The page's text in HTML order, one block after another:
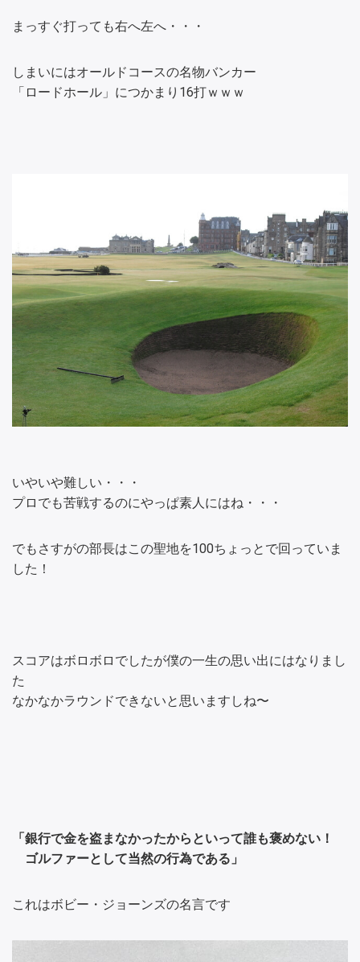
まっすぐ打っても右へ左へ・・・
しまいにはオールドコースの名物バンカー
「ロードホール」につかまり16打ｗｗｗ
いやいや難しい・・・
プロでも苦戦するのにやっぱ素人にはね・・・
でもさすがの部長はこの聖地を100ちょっとで回っていま
した！
スコアはボロボロでしたが僕の一生の思い出にはなりまし
た
なかなかラウンドできないと思いますしね〜
「銀行で金を盗まなかったからといって誰も褒めない！
ゴルファーとして当然の行為である」
これはボビー・ジョーンズの名言です